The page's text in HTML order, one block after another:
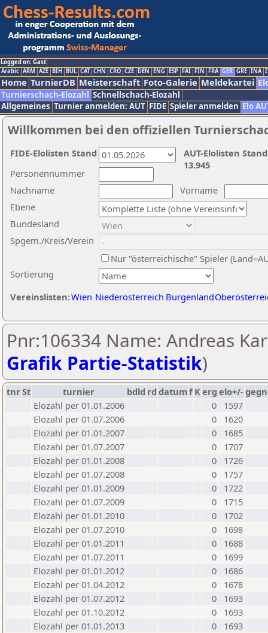
Logged on: Gast
Arabic ARM AZE BIH BUL CAT CHN CRO CZE DEN ENG ESP FAI FIN FRA GER GRE INA
Home TurnierDB Meisterschaft Foto-Galerie Meldekartei
Turnierschach-Elozahl Schnellschach-Elozahl
Allgemeines Turnier anmelden: AUT FIDE Spieler anmelden Elo
Willkommen bei den offiziellen
Nachname
Vorname
Ebene
Sortierung
Personennummer
Bundesland
Spgem./Kreis/Verein
Nur "österreichische" Spieler
Vereinslisten:Wien Niederösterreich Burgenland
AUT-Elolisten
13.945
FIDE-Elolisten Stand
Pnr:106334 Name: Andreas
Grafik Partie-Statistik)
tnrSt turnier bdld rd datumf Kerg elo+/-
Elozahl per 01.01.2006
0
1597
Elozahl per 01.07.2006
0
1620
Elozahl per 01.01.2007
0
1685
Elozahl per 01.07.2007
0
1707
Elozahl per 01.01.2008
0
1726
Elozahl per 01.07.2008
0
1757
Elozahl per 01.01.2009
0
1722
Elozahl per 01.07.2009
0
1715
Elozahl per 01.01.2010
0
1702
Elozahl per 01.07.2010
0
1698
Elozahl per 01.01.2011
0
1688
Elozahl per 01.07.2011
0
1699
Elozahl per 01.01.2012
0
1686
Elozahl per 01.04.2012
0
1678
Elozahl per 01.07.2012
0
1693
Elozahl per 01.10.2012
0
1693
Elozahl per 01.01.2013
0
1693